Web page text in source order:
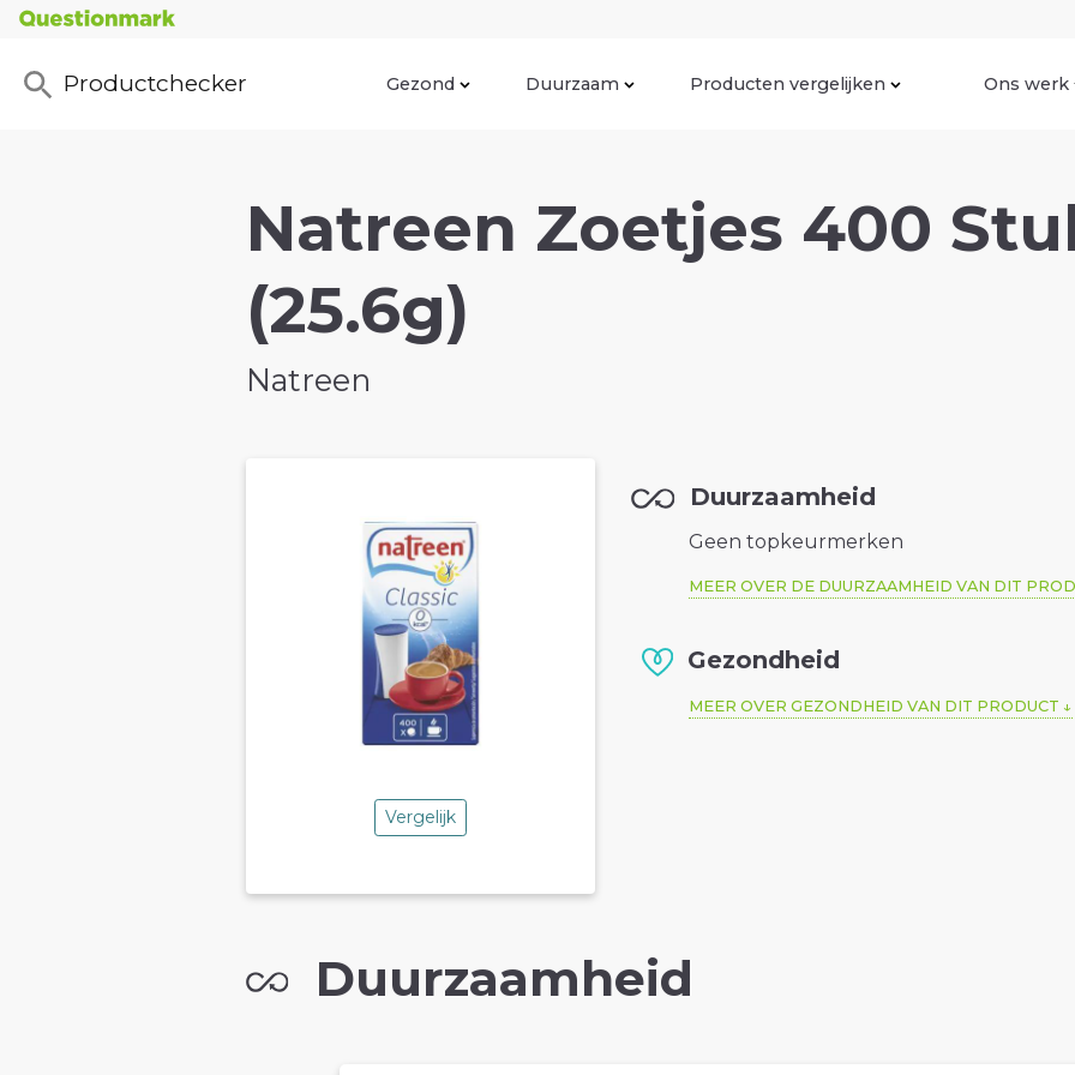
Productchecker Gezond Duurzaam Producten vergelijken Ons werk
Natreen Zoetjes 400
(25.6g)
Natreen
Vergelijk
Duurzaamheid
Geen topkeurmerken
MEER OVER DE DUURZAAMHEID VAN DIT
Gezondheid
MEER OVER GEZONDHEID VAN DIT PRODUCT
Duurzaamheid